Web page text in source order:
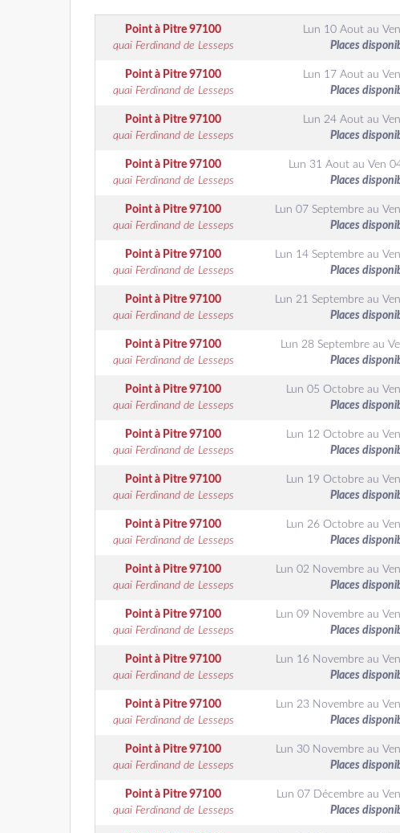
Point à Pitre97100
quai Ferdinand de Lesseps
Lun 10 Aoutau
Places
Point à Pitre97100
quai Ferdinand de Lesseps
Lun 17 Aoutau
Places
Point à Pitre97100
quai Ferdinand de Lesseps
Lun 24 Aoutau
Places
Point à Pitre97100
quai Ferdinand de Lesseps
Lun 31 Aout auVen
Places
Point à Pitre97100
quai Ferdinand de Lesseps
Lun 07 Septembreau
Places
Point à Pitre97100
quai Ferdinand de Lesseps
Lun 14 Septembreau
Places
Point à Pitre97100
quai Ferdinand de Lesseps
Lun 21 Septembreau
Places
Point à Pitre97100
quai Ferdinand de Lesseps
Lun 28 Septembreau
Places
Point à Pitre97100
quai Ferdinand de Lesseps
Lun 05 Octobreau
Places
Point à Pitre97100
quai Ferdinand de Lesseps
Lun 12 Octobreau
Places
Point à Pitre97100
quai Ferdinand de Lesseps
Lun 19 Octobreau
Places
Point à Pitre97100
quai Ferdinand de Lesseps
Lun 26 Octobreau
Places
Point à Pitre97100
quai Ferdinand de Lesseps
Lun 02 Novembreau
Places
Point à Pitre97100
quai Ferdinand de Lesseps
Lun 09 Novembreau
Places
Point à Pitre97100
quai Ferdinand de Lesseps
Lun 16 Novembreau
Places
Point à Pitre97100
quai Ferdinand de Lesseps
Lun 23 Novembreau
Places
Point à Pitre97100
quai Ferdinand de Lesseps
Lun 30 Novembre au
Places
Point à Pitre97100
quai Ferdinand de Lesseps
Lun 07 Décembreau
Places